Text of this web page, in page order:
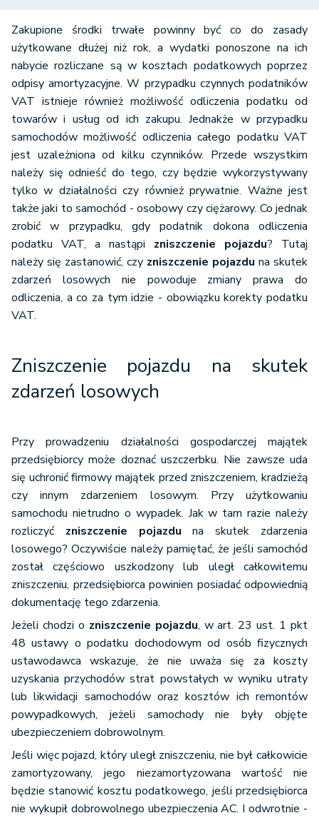
Zakupione środki trwałe powinny być co do zasady
użytkowane dłużej niż rok, a wydatki ponoszone na ich
nabycie rozliczane są w kosztach podatkowych poprzez
odpisy amortyzacyjne. W przypadku czynnych podatników
VAT istnieje również możliwość odliczenia podatku od
towarów i usług od ich zakupu. Jednakże w przypadku
samochodów możliwość odliczenia całego podatku VAT
jest uzależniona od kilku czynników. Przede wszystkim
należy się odnieść do tego, czy będzie wykorzystywany
tylko w działalności czy również prywatnie. Ważne jest
także jaki to samochód - osobowy czy ciężarowy. Co jednak
zrobić w przypadku, gdy podatnik dokona odliczenia
podatku VAT, a nastąpi zniszczenie pojazdu? Tutaj
należy się zastanowić, czy zniszczenie pojazdu na skutek
zdarzeń losowych nie powoduje zmiany prawa do
odliczenia, a co za tym idzie - obowiązku korekty podatku
VAT.
Zniszczenie pojazdu na skutek
zdarzeń losowych
Przy prowadzeniu działalności gospodarczej majątek
przedsiębiorcy może doznać uszczerbku. Nie zawsze uda
się uchronić firmowy majątek przed zniszczeniem, kradzieżą
czy innym zdarzeniem losowym. Przy użytkowaniu
samochodu nietrudno o wypadek. Jak w tam razie należy
rozliczyć zniszczenie pojazdu na skutek zdarzenia
losowego? Oczywiście należy pamiętać, że jeśli samochód
został częściowo uszkodzony lub uległ całkowitemu
zniszczeniu, przedsiębiorca powinien posiadać odpowiednią
dokumentację tego zdarzenia.
Jeżeli chodzi o zniszczenie pojazdu, w art. 23 ust. 1 pkt
48 ustawy o podatku dochodowym od osób fizycznych
ustawodawca wskazuje, że nie uważa się za koszty
uzyskania przychodów strat powstałych w wyniku utraty
lub likwidacji samochodów oraz kosztów ich remontów
powypadkowych, jeżeli samochody nie były objęte
ubezpieczeniem dobrowolnym.
Jeśli więc pojazd, który uległ zniszczeniu, nie był całkowicie
zamortyzowany, jego niezamortyzowana wartość nie
będzie stanowić kosztu podatkowego, jeśli przedsiębiorca
nie wykupił dobrowolnego ubezpieczenia AC. I odwrotnie -